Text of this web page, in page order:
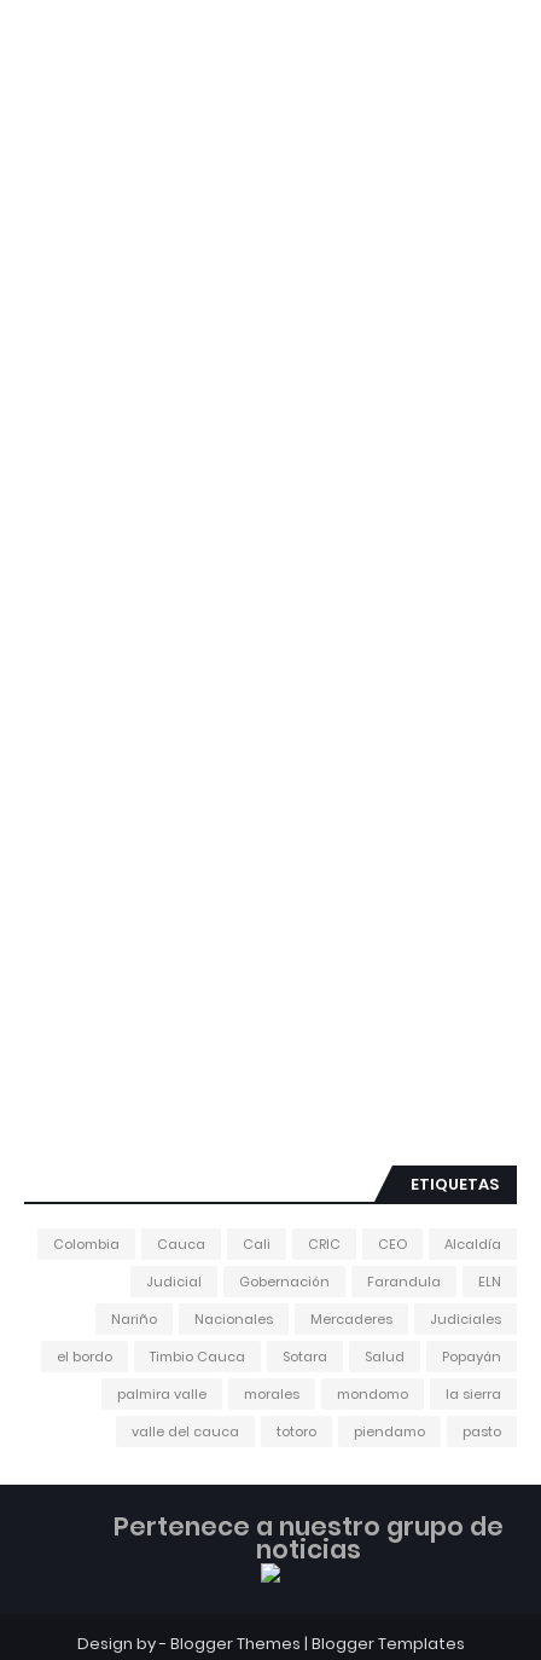
ETIQUETAS
Alcaldía
CEO
CRIC
Cali
Cauca
Colombia
ELN
Farandula
Gobernación
Judicial
Judiciales
Mercaderes
Nacionales
Nariño
Popayán
Salud
Sotara
Timbio Cauca
el bordo
la sierra
mondomo
morales
palmira valle
pasto
piendamo
totoro
valle del cauca
Pertenece a nuestro grupo de
noticias
Design by - Blogger Themes | Blogger Templates